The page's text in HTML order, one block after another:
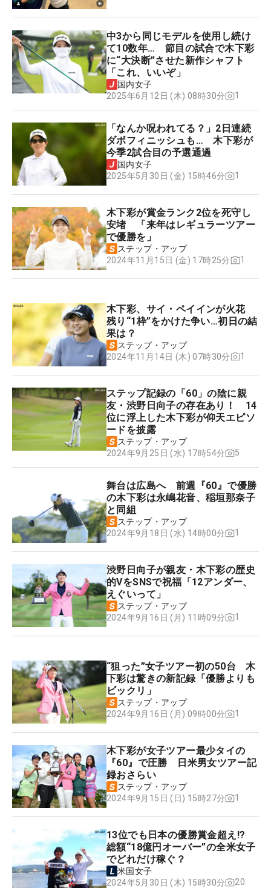
中3から同じモデルを使用し続け
て10数年… 節目の試合で木下彩
に“大決断”させた新作シャフト
「これ、いいぞ」
国内女子
2025年6月12日 (木) 08時30分
1
「なんか呪われてる？」2日連続
ダボフィニッシュも… 木下彩が
今季2試合目の予選通過
国内女子
2025年5月30日 (金) 15時46分
1
木下彩が賞金ランク2位を死守し
安堵 「来年はレギュラーツアー
で優勝を」
ステップ・アップ
2024年11月15日 (金) 17時25分
1
木下彩、サイ・ペイインが火花
残り“1枠”をかけた争い…初日の結
果は？
ステップ・アップ
2024年11月14日 (木) 07時30分
1
ステップ記録の「60」の陰に親
友・渋野日向子の存在あり！ 14
位に浮上した木下彩が仰天エピソ
ードを披露
ステップ・アップ
2024年9月25日 (水) 17時54分
5
舞台は広島へ 前週『60』で優勝
の木下彩は永嶋花音、稲垣那奈子
と同組
ステップ・アップ
2024年9月18日 (水) 14時00分
1
渋野日向子が親友・木下彩の歴史
的VをSNSで祝福「12アンダー、
えぐいって」
ステップ・アップ
2024年9月16日 (月) 11時09分
1
“狙った”女子ツアー初の50台 木
下彩は驚きの新記録「優勝よりも
ビックリ」
ステップ・アップ
2024年9月16日 (月) 09時00分
1
木下彩が女子ツアー最少タイの
『60』で圧勝 日米男女ツアー記
録おさらい
ステップ・アップ
2024年9月15日 (日) 15時27分
1
13位でも日本の優勝賞金超え!?
総額“18億円オーバー”の全米女子
でどれだけ稼ぐ？
米国女子
2024年5月30日 (木) 15時30分
20